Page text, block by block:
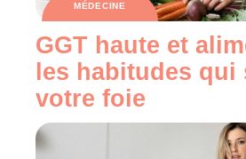
MÉDECINE
GGT haute et
les habitudes
votre foie